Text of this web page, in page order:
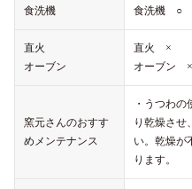
食洗機
食洗機 ○
直火
オーブン
直火 ×
オーブン ×
窯元さんのおすす
めメンテナンス
・うつわ
り乾燥させ
い。乾燥が
ります。